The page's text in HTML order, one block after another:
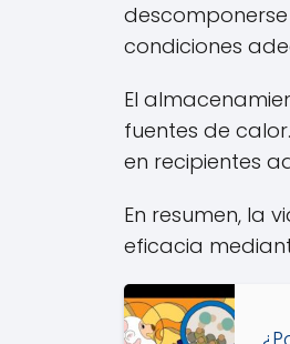
condiciones
El
fuentes de
en recipientes
En resumen, la
eficacia